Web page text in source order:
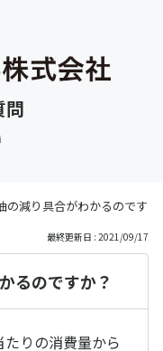
問
の減り具合がわかるのですか
最終更新日 : 2021/09/17
るのですか？
りの消費量から